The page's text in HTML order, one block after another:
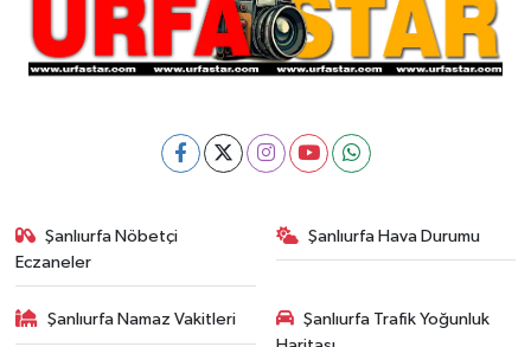
Şanlıurfa Nöbetçi
Eczaneler
Şanlıurfa Hava Durumu
Şanlıurfa Namaz Vakitleri
Şanlıurfa Trafik Yoğunluk